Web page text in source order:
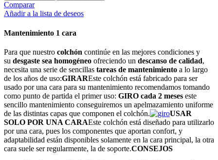
Comparar
Añadir a la lista de deseos
Mantenimiento 1 cara
Para que nuestro colchón continúe en las mejores condiciones y
su desgaste sea homogéneo ofreciendo un descanso de calidad,
necesita una serie de sencillas tareas de mantenimiento a lo largo
de los años de uso:GIRAREste colchón está fabricado para ser
usado por una cara para su mantenimiento recomendamos tomando
como punto de partida el primer uso: GIRO cada 2 meses este
sencillo mantenimiento conseguiremos un apelmazamiento uniforme
de las distintas capas que componen el colchón.
USAR
SOLO POR UNA CARAEste colchón está diseñado para utilizarlo
por una cara, pues los componentes que aportan confort, y
adaptabilidad están disponibles solamente en la cara principal, la otra
cara suele ser regularmente, la de soporte.CONSEJOS